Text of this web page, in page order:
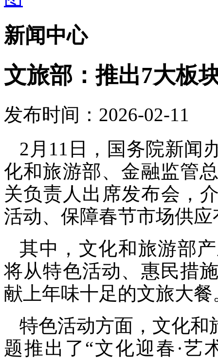
新闻中心
文旅部：推出7大板
发布时间：2026-02-11
2月11日，国务院新闻
化和旅游部、金融监管
关负责人出席发布会，
活动、保障春节市场供
其中，文化和旅游部
将从特色活动、惠民措
献上年味十足的文旅大餐
特色活动方面，文化和
题推出了“文化迎春·艺